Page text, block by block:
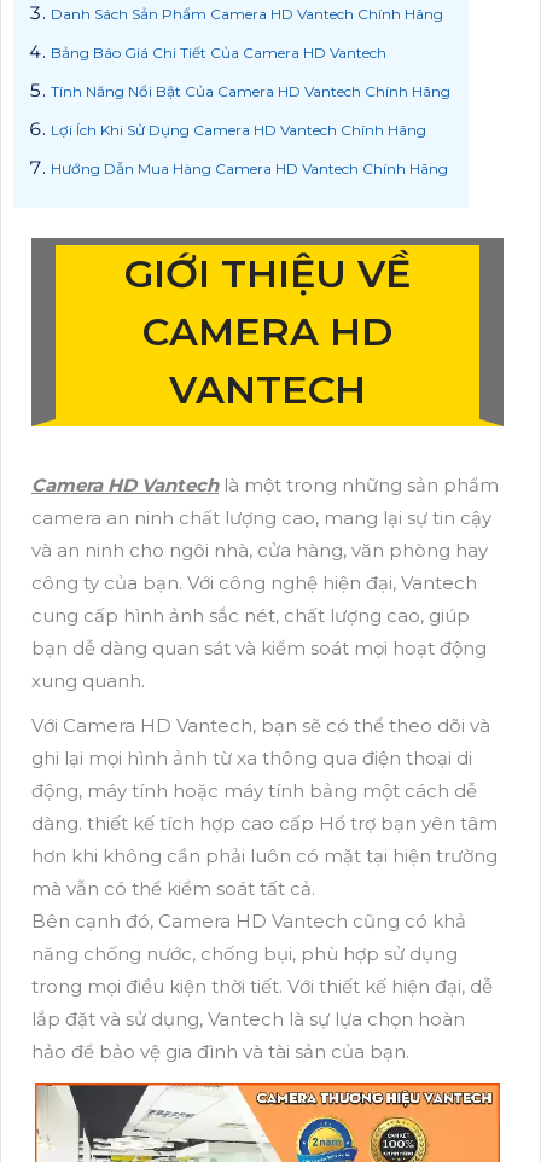
Danh Sách Sản Phẩm Camera HD Vantech Chính Hãng
Bảng Báo Giá Chi Tiết Của Camera HD Vantech
Tính Năng Nổi Bật Của Camera HD Vantech Chính Hãng
Lợi Ích Khi Sử Dụng Camera HD Vantech Chính Hãng
Hướng Dẫn Mua Hàng Camera HD Vantech Chính Hãng
GIỚI THIỆU VỀ
CAMERA HD
VANTECH
Camera HD Vantechlà một trong những sản phẩm
camera an ninh chất lượng cao, mang lại sự tin cậy
và an ninh cho ngôi nhà, cửa hàng, văn phòng hay
công ty của bạn. Với công nghệ hiện đại, Vantech
cung cấp hình ảnh sắc nét, chất lượng cao, giúp
bạn dễ dàng quan sát và kiểm soát mọi hoạt động
xung quanh.
Với Camera HD Vantech, bạn sẽ có thể theo dõi và
ghi lại mọi hình ảnh từ xa thông qua điện thoại di
động, máy tính hoặc máy tính bảng một cách dễ
dàng. thiết kế tích hợp cao cấp Hổ trợ bạn yên tâm
hơn khi không cần phải luôn có mặt tại hiện trường
mà vẫn có thể kiểm soát tất cả.
Bên cạnh đó, Camera HD Vantech cũng có khả
năng chống nước, chống bụi, phù hợp sử dụng
trong mọi điều kiện thời tiết. Với thiết kế hiện đại, dễ
lắp đặt và sử dụng, Vantech là sự lựa chọn hoàn
hảo để bảo vệ gia đình và tài sản của bạn.